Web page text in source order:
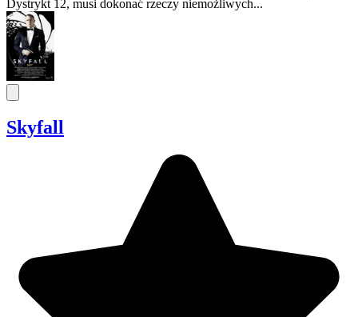
Dystrykt 12, musi dokonać rzeczy niemożliwych...
Skyfall